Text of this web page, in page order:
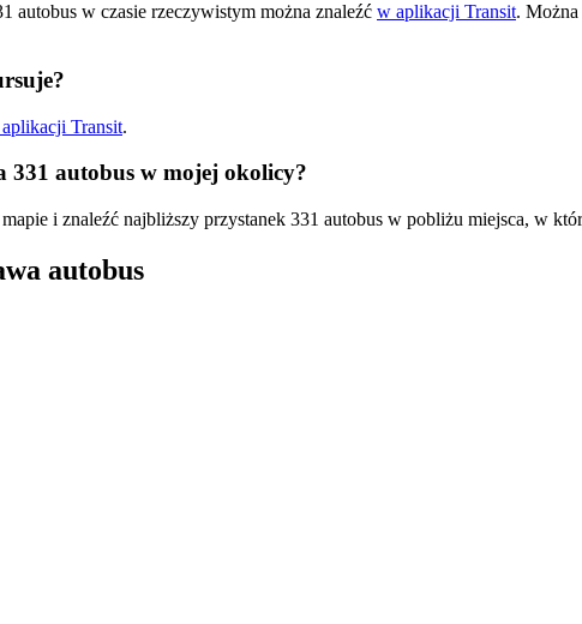
autobus w czasie rzeczywistym można znaleźć w aplikacji Transit.
Transit.
331 autobus w mojej okolicy?
i znaleźć najbliższy przystanek 331 autobus w pobliżu miejsca, w
autobus